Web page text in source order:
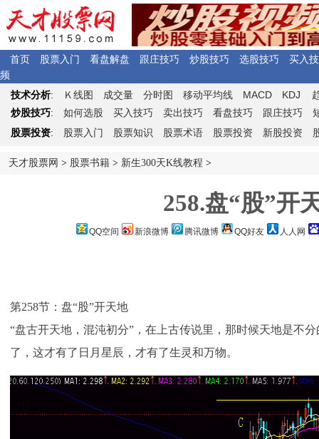
首页 股票入门 看盘解盘 跟庄技巧 炒股技巧 选股技巧
买入
频
技术分析: Ｋ 线图 成交量 分时图 移动平均线 MACD KDJ
炒股技巧: 如何选股 买入技巧 卖出技巧 看盘技巧 跟庄技巧
股票投资: 股票入门 股票知识 股票术语 股票投资 新股投资
天才股票网 > 股票书籍 > 新生300天K线教程 >
258.盘“股”开
QQ空间 新浪微博 腾讯微博 QQ好友 人人网
第258节：盘“股”开天地
“盘古开天地，混沌初分”，在上古传说里，那时候天地是不
了，这才有了日月星辰，才有了生灵和万物。